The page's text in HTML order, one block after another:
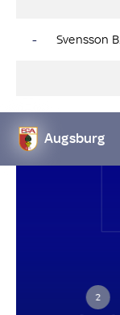
- Svensson B.
Augsburg
2